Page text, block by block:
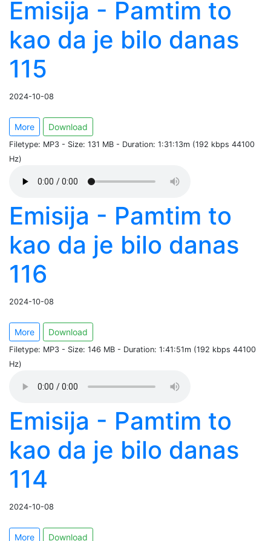
Emisija - Pamtim to
kao da je bilo danas
115
2024-10-08
More Download
Filetype: MP3 - Size: 131 MB - Duration: 1:31:13m (192 kbps 44100
Hz)
Emisija - Pamtim to
kao da je bilo danas
116
2024-10-08
More Download
Filetype: MP3 - Size: 146 MB - Duration: 1:41:51m (192 kbps 44100
Hz)
Emisija - Pamtim to
kao da je bilo danas
114
2024-10-08
More Download